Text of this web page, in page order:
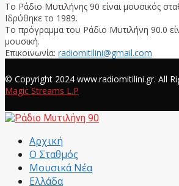
Το Ράδιο Μυτιλήνης 90 είναι μουσικός
Ιδρύθηκε το 1989.
Το πρόγραμμα του Ράδιο Μυτιλήνη 90.0
μουσική.
Επικοινωνία: radiomitilini@gmail.com
© Copyright 2024 www.radiomitilini.gr. All
Magic Streams L.P
Αρχική
Ο Σταθμός
Μουσικά Νέα
Ελλάδα